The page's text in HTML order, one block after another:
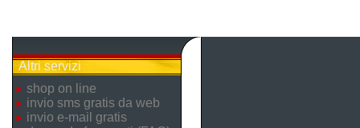
Altri servizi
shop on line
invio sms gratis da web
invio e-mail gratis